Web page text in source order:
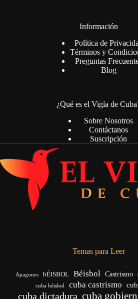
Información
Política de
Términos y
Preguntas
Blog
¿Qué es el Vigía de
Sobre Nosotros
Contáctanos
Suscripción
Temas para Leer
Apagones bÉISBOL Béisbol Castrismo
cuba béisbol cuba castrismo
cuba dictadura cuba